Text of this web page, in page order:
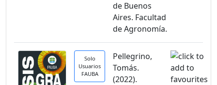
de Buenos
Aires. Facultad
de Agronomía.
Solo
Usuarios
FAUBA
Pellegrino,
Tomás.
(2022).